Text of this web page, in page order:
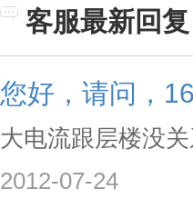
客服最新回复
您好，请问，
大电流跟层楼没
2012-07-24